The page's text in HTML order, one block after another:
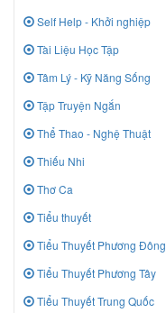
Self Help - Khởi nghiệp
Tài Liệu Học Tập
Tâm Lý - Kỹ Năng Sống
Tập Truyện Ngắn
Thể Thao - Nghệ Thuật
Thiếu Nhi
Thơ Ca
Tiểu thuyết
Tiểu Thuyết Phương Đông
Tiểu Thuyết Phương Tây
Tiểu Thuyết Trung Quốc